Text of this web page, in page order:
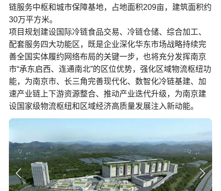
链服务中枢和城市保障基地，占地面积209亩，建筑面积约
30万平方米。
项目规划建设国际冷链食品交易、冷链仓储、综合加工、
配套服务四大功能区，既是企业深化华东市场战略持续完
善全国实体履约网络布局的关键一步，也将充分发挥南京
市“承东启西、连通南北”的区位优势，强化区域物流枢纽功
能，为南京市、长三角完善现代化、数智化冷链基建、加
速产业链上下游资源整合、推动产业迭代升级，为南京建
设国家级物流枢纽和区域经济高质量发展注入新动能。